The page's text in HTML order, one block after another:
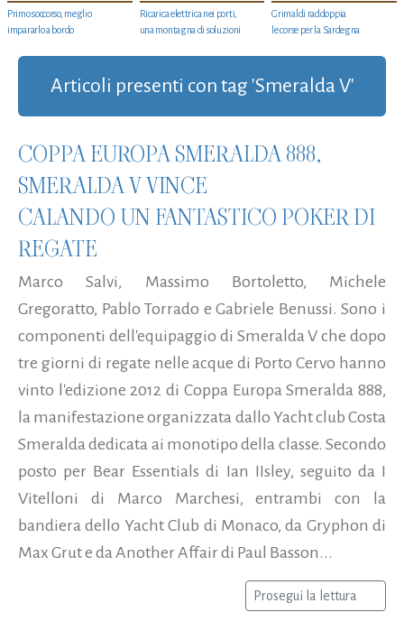
Primo soccorso, meglio
impararlo a bordo
Ricarica elettrica nei porti,
una montagna di soluzioni
Grimaldi raddoppia
le corse per la Sardegna
Articoli presenti con tag 'Smeralda V'
COPPA EUROPA SMERALDA 888,
SMERALDA V VINCE
CALANDO UN FANTASTICO POKER DI
REGATE
Marco Salvi, Massimo Bortoletto, Michele
Gregoratto, Pablo Torrado e Gabriele Benussi. Sono i
componenti dell'equipaggio di Smeralda V che dopo
tre giorni di regate nelle acque di Porto Cervo hanno
vinto l'edizione 2012 di Coppa Europa Smeralda 888,
la manifestazione organizzata dallo Yacht club Costa
Smeralda dedicata ai monotipo della classe. Secondo
posto per Bear Essentials di Ian IIsley, seguito da I
Vitelloni di Marco Marchesi, entrambi con la
bandiera dello Yacht Club di Monaco, da Gryphon di
Max Grut e da Another Affair di Paul Basson...
Prosegui la lettura